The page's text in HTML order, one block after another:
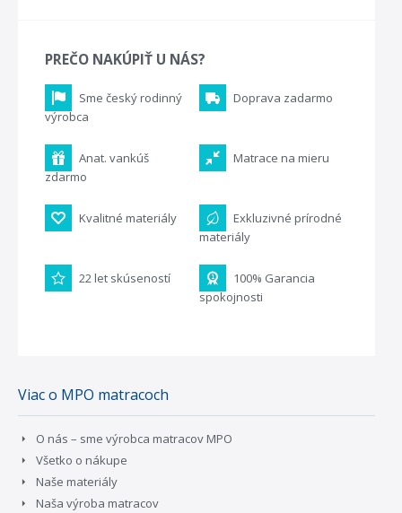
PREČO NAKÚPIŤ U NÁS?
Sme český rodinný
výrobca
Doprava zadarmo
Anat. vankúš
zdarmo
Matrace na mieru
Kvalitné materiály
Exkluzivné prírodné
materiály
22 let skúseností
100% Garancia
spokojnosti
Viac o MPO matracoch
O nás – sme výrobca matracov MPO
Všetko o nákupe
Naše materiály
Naša výroba matracov